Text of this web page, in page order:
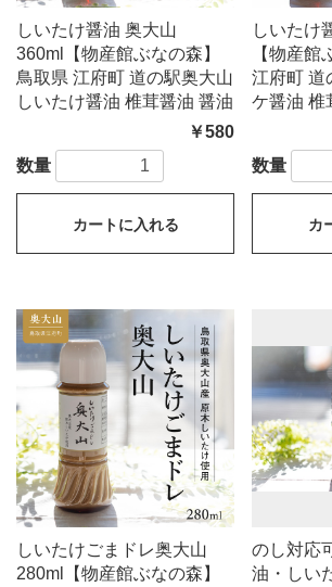
しいたけ醤油 奥大山
360ml【物産館ぶなの森】
鳥取県 江府町 道の駅奥大山
しいたけ醤油 椎茸醤油 醤油
￥580
数量
カートに入れる
しいたけ
【物産館
江府町 道
ケ醤油 椎
数量
カ
しいたけごまドレ奥大山
280ml【物産館ぶなの森】
のし対応
油・しい